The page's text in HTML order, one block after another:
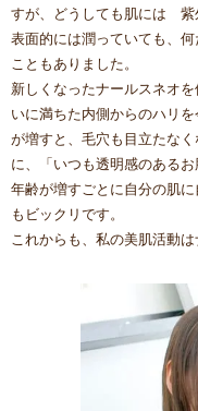
すが、どうしても肌には 紫
表面的には潤っていても、
こともありました。
新しくなったナールスネオ
いに満ちた内側からのハリ
が増すと、毛穴も目立たな
に、「いつも透明感のある
年齢が増すごとに自分の肌
もビックリです。
これからも、私の美肌活動